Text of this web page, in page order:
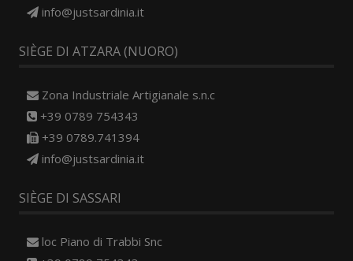
info@justsardinia.it
SIÈGE DI ATZARA (NUORO)
Zona Industriale Artigianale s.n.c
+39 0789 754343
+39 0789.741394
info@justsardinia.it
SIÈGE DI SASSARI
loc Piano di Trabbi Snc